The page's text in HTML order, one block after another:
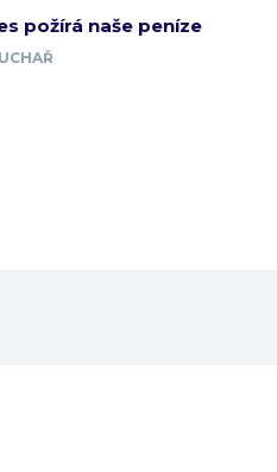
požírá naše peníze